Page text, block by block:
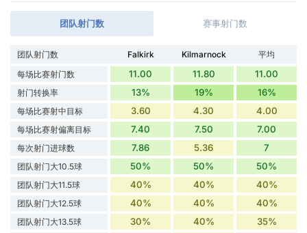
团队射门数 赛事射门数
团队射门数 Falkirk Kilmarnock
平均
每场比赛射门数
11.00 11.80 11.00
射门转换率 13% 19% 16%
每场比赛射中目标 3.60 4.30 4.00
每场比赛射偏离目标 7.40 7.50 7.00
每次射门进球数 7.86 5.36 7
团队射门大10.5球 50% 50% 50%
团队射门大11.5球 40% 40% 40%
团队射门大12.5球 40% 40% 40%
团队射门大13.5球 30% 40% 35%